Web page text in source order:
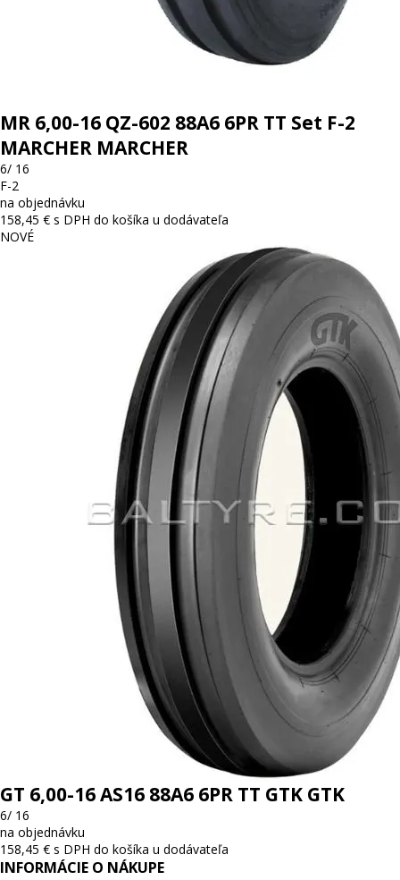
MR 6,00-16 QZ-602 88A6 6PR TT Set F-2
MARCHER MARCHER
6/ 16
F-2
na objednávku
158,45 € s DPH do košíka u dodávateľa
NOVÉ
GT 6,00-16 AS16 88A6 6PR TT GTK GTK
6/ 16
na objednávku
158,45 € s DPH do košíka u dodávateľa
INFORMÁCIE O NÁKUPE